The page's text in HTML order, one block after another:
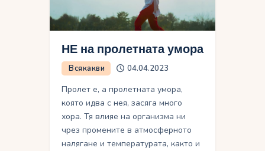
НЕ на пролетната умора
Всякакви 04.04.2023
Пролет е, а пролетната умора,
която идва с нея, засяга много
хора. Тя влияе на организма ни
чрез промените в атмосферното
налягане и температурата, както и